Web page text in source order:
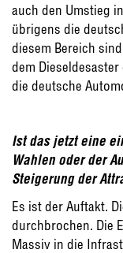
auch den Umstieg
übrigens die
diesem Bereich
dem
die deutsche
Ist das jetzt eine
Wahlen oder der
Steigerung der
Es ist der Auftakt.
durchbrochen. Die
Massiv in die